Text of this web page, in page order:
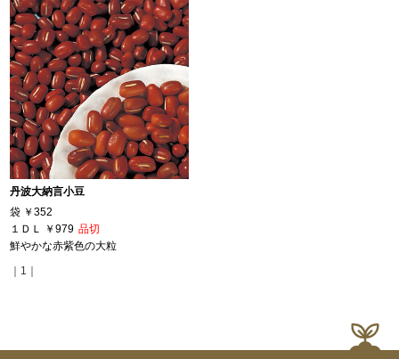
丹波大納言小豆
袋 ￥352
１ＤＬ
￥979 品切
鮮やかな赤紫色の大粒
｜1｜